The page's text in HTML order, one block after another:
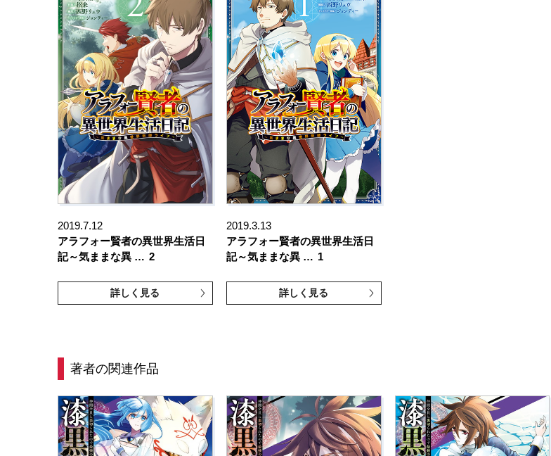
2019.7.12
アラフォー賢者の異世界生活日
記～気ままな異 … 2
詳しく見る
2019.3.13
アラフォー賢者の異世界生活日
記～気ままな異 … 1
詳しく見る
著者の関連作品